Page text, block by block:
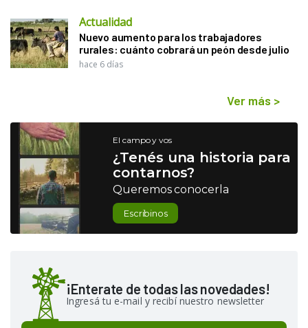
Actualidad
Nuevo aumento para los trabajadores
rurales: cuánto cobrará un peón desde julio
hace 6 días
Ver más >
El campo y vos
¿Tenés una historia para
contarnos?
Queremos conocerla
Escribinos
¡Enterate de todas las novedades!
Ingresá tu e-mail y recibí nuestro newsletter